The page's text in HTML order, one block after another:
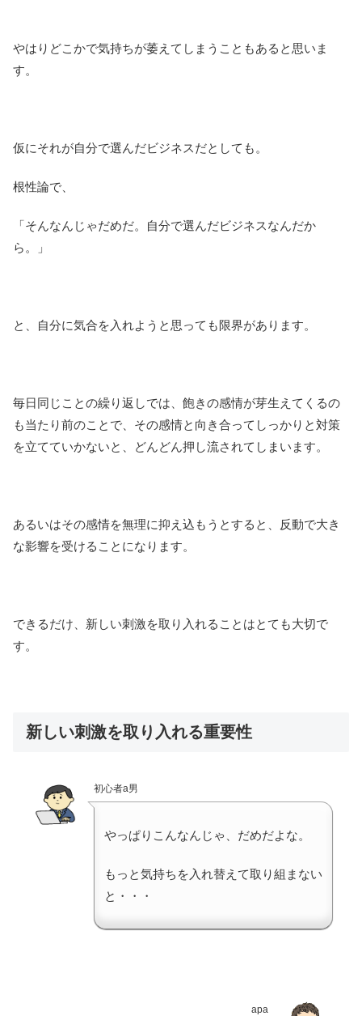
やはりどこかで気持ちが萎えてしまうこともあると思いま
す。
仮にそれが自分で選んだビジネスだとしても。
根性論で、
「そんなんじゃだめだ。自分で選んだビジネスなんだか
ら。」
と、自分に気合を入れようと思っても限界があります。
毎日同じことの繰り返しでは、飽きの感情が芽生えてくるの
も当たり前のことで、その感情と向き合ってしっかりと対策
を立てていかないと、どんどん押し流されてしまいます。
あるいはその感情を無理に抑え込もうとすると、反動で大き
な影響を受けることになります。
できるだけ、新しい刺激を取り入れることはとても大切で
す。
新しい刺激を取り入れる重要性
初心者a男
やっぱりこんなんじゃ、だめだよな。
もっと気持ちを入れ替えて取り組まない
と・・・
apa